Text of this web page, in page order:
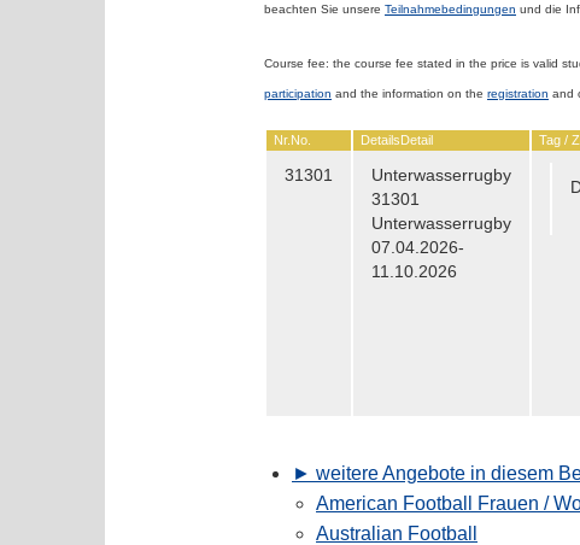
beachten Sie unsere Teilnahmebedingungen und die
Course fee: the course fee stated in the price is valid
participation and the information on the registration and
Nr. No. DetailsDetail Tag /
31301
Unterwasserrugby
31301
Unterwasserrugby
07.04.2026-
11.10.2026
► weitere Angebote in diesem
American Football Frauen /
Australian Football